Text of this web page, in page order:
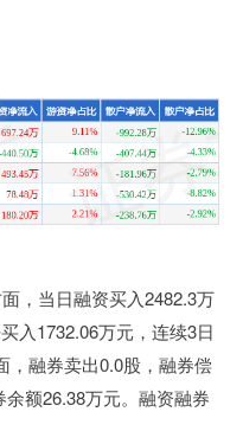
，当日融资买入2482.3万
入1732.06万元，连续3日
，融券卖出0.0股，融券偿
额26.38万元。融资融券